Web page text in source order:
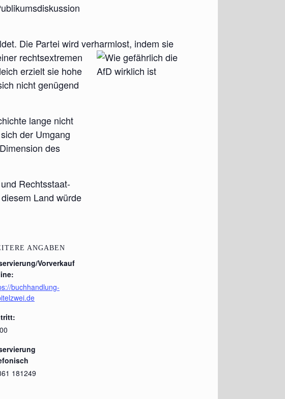
Die Par­tei wird ver­harm­lost, indem sie
rechts­extre­men
erzielt sie hohe
nicht genü­gend
lan­ge nicht
der Umgang
des
und Rechts­staat­
Land wür­de
ANGABEN
Vorverkauf
buchhandlung-
181249